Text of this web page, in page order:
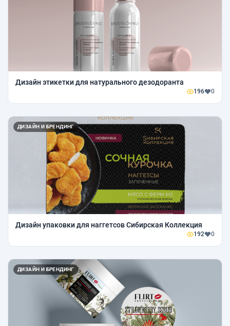
Дизайн этикетки для натурального дезодоранта
196 0
ДИЗАЙН И БРЕНДИНГ
Дизайн упаковки для наггетсов Сибирская Коллекция
192 0
ДИЗАЙН И БРЕНДИНГ